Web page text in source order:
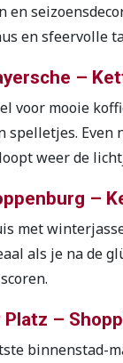
en
en sfeervolle
–
voor mooie
spelletjes. Even
weer de
–
met
als je na de
Platz –
binnenstad-